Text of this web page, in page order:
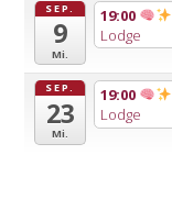
SEP.
9
Mi.
19:00
Lodge
SEP.
23
Mi.
19:00
Lodge